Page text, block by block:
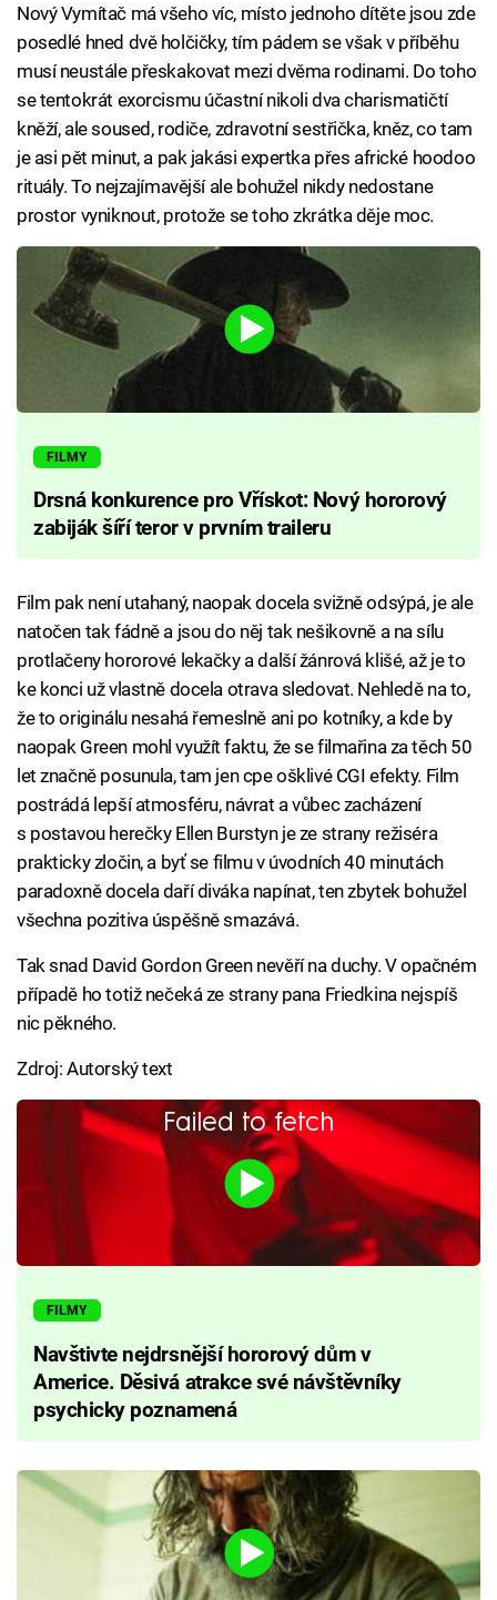
Nový Vymítač má všeho víc, místo jednoho dítěte jsou zde
posedlé hned dvě holčičky, tím pádem se však v příběhu
musí neustále přeskakovat mezi dvěma rodinami. Do toho
se tentokrát exorcismu účastní nikoli dva charismatičtí
kněží, ale soused, rodiče, zdravotní sestřička, kněz, co tam
je asi pět minut, a pak jakási expertka přes africké hoodoo
rituály. To nejzajímavější ale bohužel nikdy nedostane
prostor vyniknout, protože se toho zkrátka děje moc.
FILMY
Drsná konkurence pro Vřískot: Nový hororový
zabiják šíří teror v prvním traileru
Film pak není utahaný, naopak docela svižně odsýpá, je ale
natočen tak fádně a jsou do něj tak nešikovně a na sílu
protlačeny hororové lekačky a další žánrová klišé, až je to
ke konci už vlastně docela otrava sledovat. Nehledě na to,
že to originálu nesahá řemeslně ani po kotníky, a kde by
naopak Green mohl využít faktu, že se filmařina za těch 50
let značně posunula, tam jen cpe ošklivé CGI efekty. Film
postrádá lepší atmosféru, návrat a vůbec zacházení
s postavou herečky Ellen Burstyn je ze strany režiséra
prakticky zločin, a byť se filmu v úvodních 40 minutách
paradoxně docela daří diváka napínat, ten zbytek bohužel
všechna pozitiva úspěšně smazává.
Tak snad David Gordon Green nevěří na duchy. V opačném
případě ho totiž nečeká ze strany pana Friedkina nejspíš
nic pěkného.
Zdroj: Autorský text
Failed to fetch
FILMY
Navštivte nejdrsnější hororový dům v
Americe. Děsivá atrakce své návštěvníky
psychicky poznamená